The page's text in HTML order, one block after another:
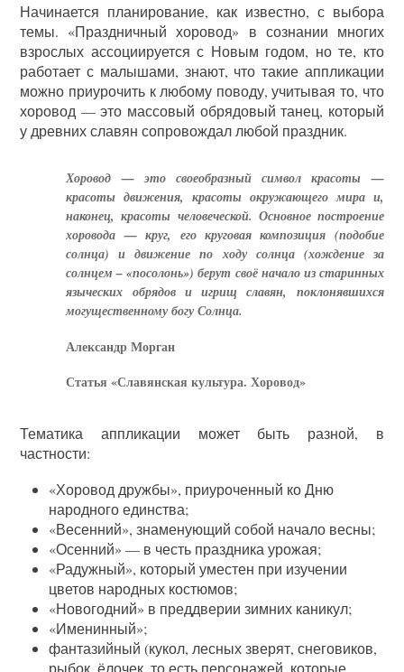
Начинается планирование, как известно, с выбора
темы. «Праздничный хоровод» в сознании многих
взрослых ассоциируется с Новым годом, но те, кто
работает с малышами, знают, что такие аппликации
можно приурочить к любому поводу, учитывая то, что
хоровод — это массовый обрядовый танец, который
у древних славян сопровождал любой праздник.
Хоровод — это своеобразный символ красоты —
красоты движения, красоты окружающего мира и,
наконец, красоты человеческой. Основное построение
хоровода — круг, его круговая композиция (подобие
солнца) и движение по ходу солнца (хождение за
солнцем – «посолонь») берут своё начало из старинных
языческих обрядов и игрищ славян, поклонявшихся
могущественному богу Солнца.
Александр Морган
Статья «Славянская культура. Хоровод»
Тематика аппликации может быть разной, в
частности:
«Хоровод дружбы», приуроченный ко Дню
народного единства;
«Весенний», знаменующий собой начало весны;
«Осенний» — в честь праздника урожая;
«Радужный», который уместен при изучении
цветов народных костюмов;
«Новогодний» в преддверии зимних каникул;
«Именинный»;
фантазийный (кукол, лесных зверят, снеговиков,
рыбок, ёлочек, то есть персонажей, которые